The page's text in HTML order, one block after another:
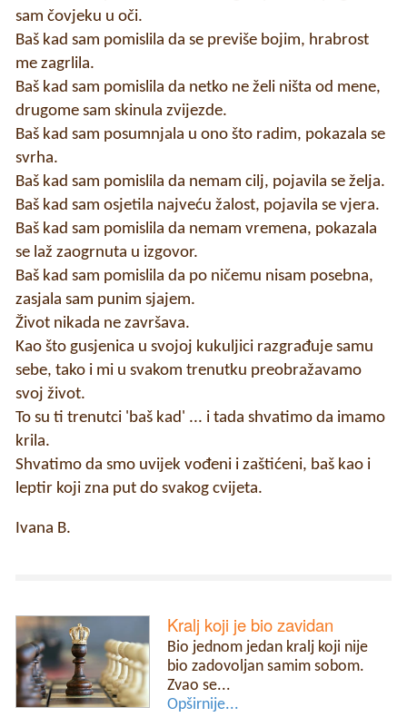
sam čovjeku u oči.
Baš kad sam pomislila da se previše bojim, hrabrost
me zagrlila.
Baš kad sam pomislila da netko ne želi ništa od mene,
drugome sam skinula zvijezde.
Baš kad sam posumnjala u ono što radim, pokazala se
svrha.
Baš kad sam pomislila da nemam cilj, pojavila se želja.
Baš kad sam osjetila najveću žalost, pojavila se vjera.
Baš kad sam pomislila da nemam vremena, pokazala
se laž zaogrnuta u izgovor.
Baš kad sam pomislila da po ničemu nisam posebna,
zasjala sam punim sjajem.
Život nikada ne završava.
Kao što gusjenica u svojoj kukuljici razgrađuje samu
sebe, tako i mi u svakom trenutku preobražavamo
svoj život.
To su ti trenutci 'baš kad' ... i tada shvatimo da imamo
krila.
Shvatimo da smo uvijek vođeni i zaštićeni, baš kao i
leptir koji zna put do svakog cvijeta.
Ivana B.
Kralj koji je bio zavidan
Bio jednom jedan kralj koji nije
bio zadovoljan samim sobom.
Zvao se...
Opširnije...